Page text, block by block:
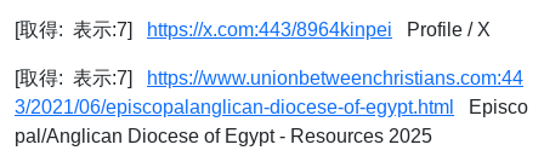
[取得: 表示:7] https://x.com:443/8964kinpei Profile / X
[取得: 表示:7]
https://www.unionbetweenchristians.com:44
3/2021/06/episcopalanglican-diocese-of-egypt.html
Episco
pal/Anglican Diocese of Egypt - Resources 2025